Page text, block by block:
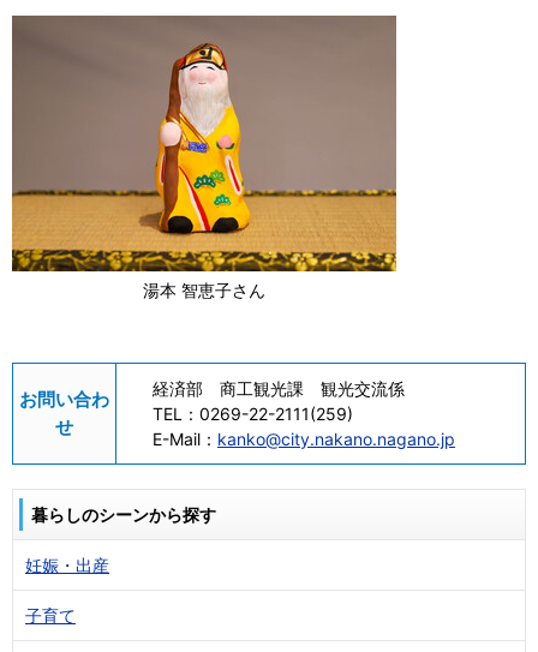
湯本 智恵子さん
お問い合わ
せ
経済部 商工観光課 観光交流係
TEL： 0269-22-2111(259)
E-Mail： kanko@city.nakano.nagano.jp
暮らしのシーンから探す
妊娠・出産
子育て